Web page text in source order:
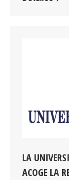
LA
ACOGE LA